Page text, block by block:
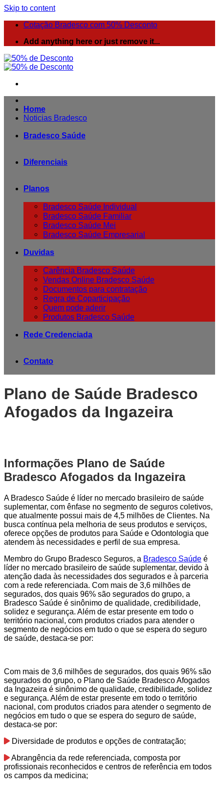
Skip to content
Cotação Bradesco com 50% Desconto
Add anything here or just remove it...
Noticias Bradesco
Home
Bradesco Saúde
Diferenciais
Planos
Bradesco Saúde Individual
Bradesco Saúde Familiar
Bradesco Saúde Mei
Bradesco Saúde Empresarial
Duvidas
Carência Bradesco Saúde
Vendas Online Bradesco Saúde
Documentos para contratação
Regra de Coparticipação
Quem pode aderir
Produtos Bradesco Saúde
Rede Credenciada
Contato
Plano de Saúde Bradesco
Afogados da Ingazeira
Informações Plano de Saúde
Bradesco Afogados da Ingazeira
A Bradesco Saúde é líder no mercado brasileiro de saúde
suplementar, com ênfase no segmento de seguros coletivos,
que atualmente possui mais de 4,5 milhões de Clientes. Na
busca contínua pela melhoria de seus produtos e serviços,
oferece opções de produtos para Saúde e Odontologia que
atendem às necessidades e perfil de sua empresa.
Membro do Grupo Bradesco Seguros, a Bradesco Saúde é
líder no mercado brasileiro de saúde suplementar, devido à
atenção dada às necessidades dos segurados e à parceria
com a rede referenciada. Com mais de 3,6 milhões de
segurados, dos quais 96% são segurados do grupo, a
Bradesco Saúde é sinônimo de qualidade, credibilidade,
solidez e segurança. Além de estar presente em todo o
território nacional, com produtos criados para atender o
segmento de negócios em tudo o que se espera do seguro
de saúde, destaca-se por:
Com mais de 3,6 milhões de segurados, dos quais 96% são
segurados do grupo, o Plano de Saúde Bradesco Afogados
da Ingazeira é sinônimo de qualidade, credibilidade, solidez
e segurança. Além de estar presente em todo o território
nacional, com produtos criados para atender o segmento de
negócios em tudo o que se espera do seguro de saúde,
destaca-se por:
Diversidade de produtos e opções de contratação;
Abrangência da rede referenciada, composta por
profissionais reconhecidos e centros de referência em todos
os campos da medicina;